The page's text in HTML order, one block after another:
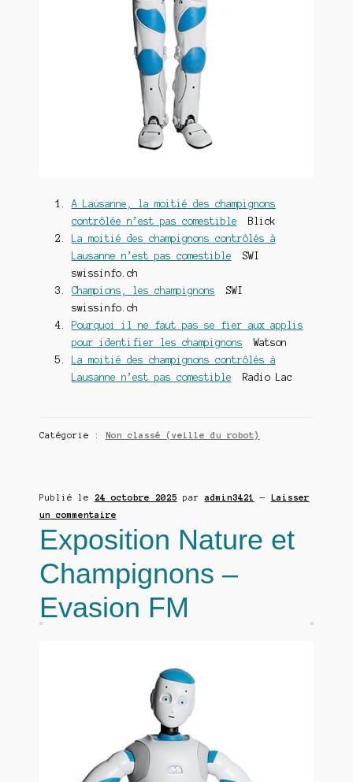
A Lausanne, la moitié des champignons
contrôlée n’est pas comestible Blick
La moitié des champignons contrôlés à
Lausanne n’est pas comestible SWI
swissinfo.ch
Champions, les champignons SWI
swissinfo.ch
Pourquoi il ne faut pas se fier aux applis
pour identifier les champignons Watson
La moitié des champignons contrôlés à
Lausanne n’est pas comestible Radio Lac
Catégorie : Non classé (veille du robot)
Publié le 24 octobre 2025 paradmin3421 —
Laisser
un commentaire
Exposition Nature et
Champignons –
Evasion FM